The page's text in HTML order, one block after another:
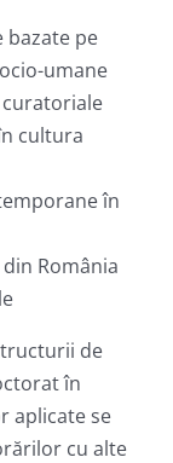
bazate pe
umane
cultura
în
România
de
în
aplicate se
cu alte